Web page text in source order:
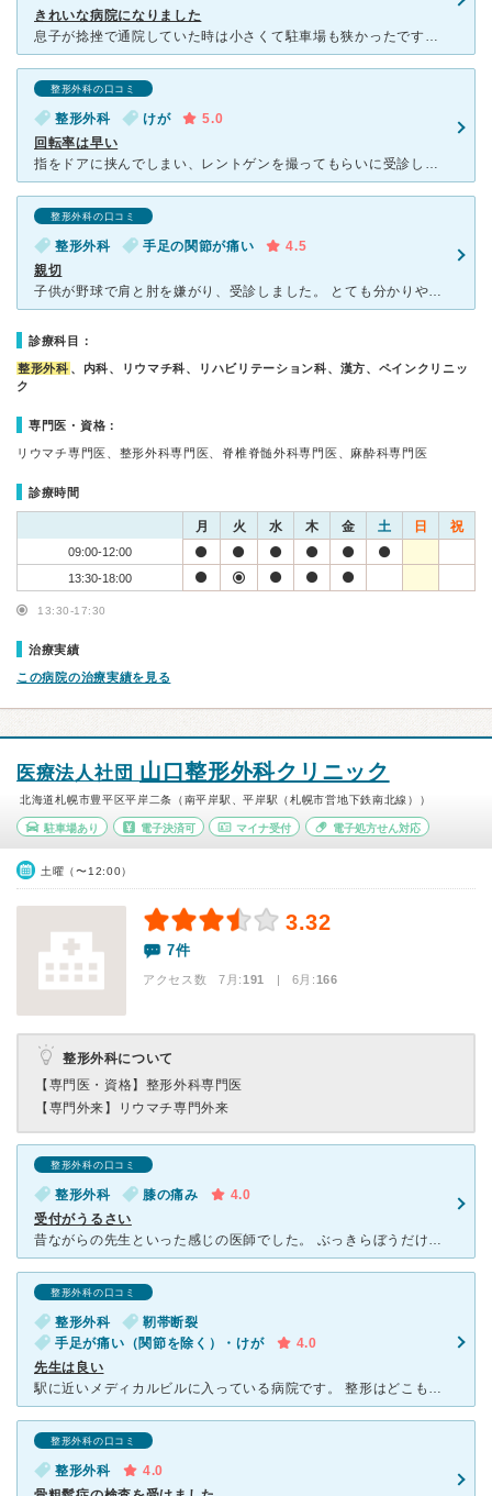
きれいな病院になりました
息子が捻挫で通院していた時は小さくて駐車場も狭かったですが、今は駐車場も広く、病院も建て替えて大きいです スポーツ整形が得意とお薦めされましたがまさにその通り。明るい雰囲気で看護婦さんもキビキビして
整形外科の口コミ
整形外科 けが
5.0
回転率は早い
指をドアに挟んでしまい、レントゲンを撮ってもらいに受診しました。患者数は多く、待ち時間は覚悟していましたが、回転率は早く、意外に早く受診できました。医師もスタッフさんも対応は丁寧だと思います。薬局もす
整形外科の口コミ
整形外科 手足の関節が痛い
4.5
親切
子供が野球で肩と肘を嫌がり、受診しました。 とても分かりやすく、そして詳しく説明してくださり、安心できました。子供にも理解できるような説明の仕方をしてくださったので、子供も集中して聞いていました。特
診療科目：
整形外科 、内科、リウマチ科、リハビリテーション科、漢方、ペインクリニッ
ク
専門医・資格：
リウマチ専門医、整形外科専門医、脊椎脊髄外科専門医、麻酔科専門医
診療時間
月 火 水 木 金 土 日 祝
09:00-12:00
13:30-18:00
13:30-17:30
治療実績
この病院の治療実績を見る
医療法人社団 山口整形外科クリニック
北海道札幌市豊平区平岸二条（南平岸駅、平岸駅（札幌市営地下鉄南北線））
駐車場あり 電子決済可 マイナ受付 電子処方せん対応
土曜（〜12:00）
3.32
7件
アクセス数 7月:191 | 6月:166
整形外科について
【専門医・資格】 整形外科専門医
【専門外来】
リウマチ専門外来
整形外科の口コミ
整形外科 膝の痛み
4.0
受付がうるさい
昔ながらの先生といった感じの医師でした。 ぶっきらぼうだけど良い先生だと思います。 ナースも割りと感じのいい方々で病院としては好感触です。 リハビリの先生方も親切でした。 ただ受付が本当にうる
整形外科の口コミ
整形外科
靭帯断裂
手足が痛い（関節を除く）・けが
4.0
先生は良い
駅に近いメディカルビルに入っている病院です。 整形はどこも似たようなものでしょうが、特に午前中はリハビリのために定期的に通っている高齢者が多いです。 ただしリハビリの順番待ちで待合室にいらっしゃる
整形外科の口コミ
整形外科
4.0